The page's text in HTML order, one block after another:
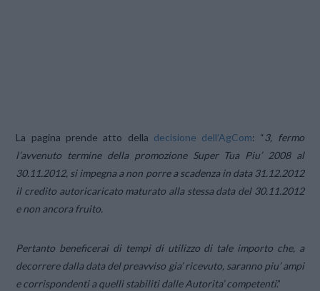
La pagina prende atto della decisione dell’AgCom: “3, fermo
l’avvenuto termine della promozione Super Tua Piu’ 2008 al
30.11.2012, si impegna a non porre a scadenza in data 31.12.2012
il credito autoricaricato maturato alla stessa data del 30.11.2012
e non ancora fruito.
Pertanto beneficerai di tempi di utilizzo di tale importo che, a
decorrere dalla data del preavviso gia’ ricevuto, saranno piu’ ampi
e corrispondenti a quelli stabiliti dalle Autorita’ competenti.”